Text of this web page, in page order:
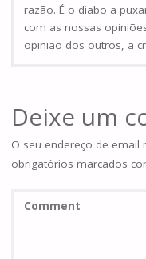
razão. É o diabo a
com as nossas
opinião dos outros, a
Deixe um
O seu endereço de email
obrigatórios marcados